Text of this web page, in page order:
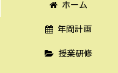
ホーム
年間計画
授業研修